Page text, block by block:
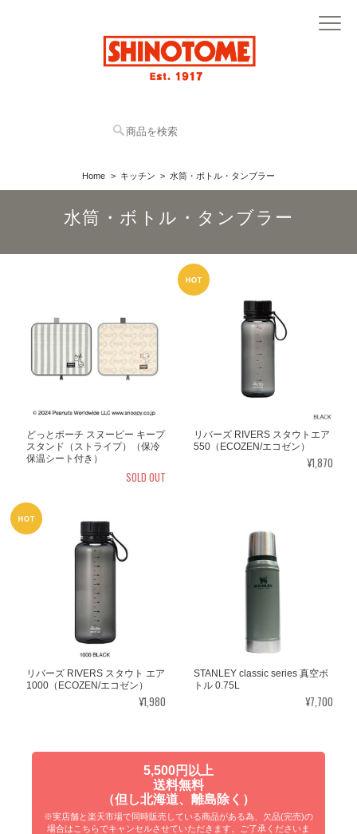
Home キッチン 水筒・ボトル・タンブラー
水筒・ボトル・タンブラー
どっとポーチ スヌーピー キープ
スタンド（ストライプ）（保冷
保温シート付き）
SOLD OUT
リバーズ RIVERS スタウトエア
550（ECOZEN/エコゼン）
¥1,870
リバーズ RIVERS スタウト エア
1000（ECOZEN/エコゼン）
¥1,980
STANLEY classic series 真空ボ
トル 0.75L
¥7,700
5,500円以上
送料無料
（但し北海道、離島除く）
※実店舗と楽天市場で同時販売している商品がある為、欠品(完売)の
場合はこちらでキャンセルさせていただきます。ご了承くださいま